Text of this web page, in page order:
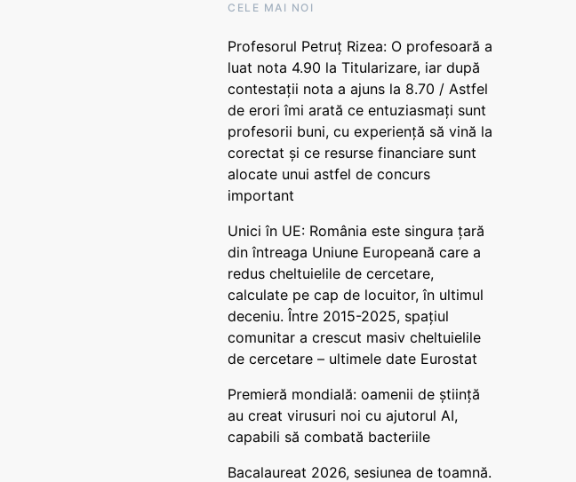
CELE MAI NOI
Profesorul Petruț Rizea: O profesoară a
luat nota 4.90 la Titularizare, iar după
contestații nota a ajuns la 8.70 / Astfel
de erori îmi arată ce entuziasmați sunt
profesorii buni, cu experiență să vină la
corectat și ce resurse financiare sunt
alocate unui astfel de concurs
important
Unici în UE: România este singura țară
din întreaga Uniune Europeană care a
redus cheltuielile de cercetare,
calculate pe cap de locuitor, în ultimul
deceniu. Între 2015-2025, spațiul
comunitar a crescut masiv cheltuielile
de cercetare – ultimele date Eurostat
Premieră mondială: oamenii de știință
au creat virusuri noi cu ajutorul AI,
capabili să combată bacteriile
Bacalaureat 2026, sesiunea de toamnă.